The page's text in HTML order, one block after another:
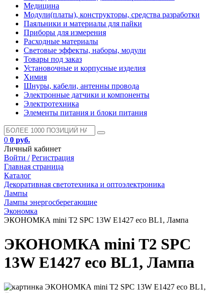
Медицина
Модули(платы), конструкторы, средства разработки
Паяльники и материалы для пайки
Приборы для измерения
Расходные материалы
Световые эффекты, наборы, модули
Товары под заказ
Установочные и корпусные изделия
Химия
Шнуры, кабели, антенны провода
Электронные датчики и компоненты
Электротехника
Элементы питания и блоки питания
0 0 руб.
Личный кабинет
Войти / Регистрация
Главная страница
Каталог
Декоративная светотехника и оптоэлектроника
Лампы
Лампы энергосберегающие
Экономка
ЭКОНОМКА mini T2 SPC 13W E1427 eco BL1, Лампа
ЭКОНОМКА mini T2 SPC
13W E1427 eco BL1, Лампа